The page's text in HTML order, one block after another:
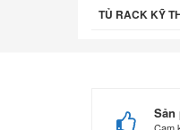
TỦ RACK KỸ
Sản